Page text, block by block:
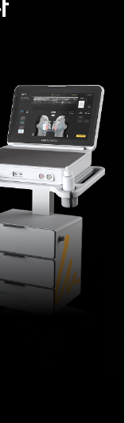
이는
ㅎ저처럼 탄력이랑
보세요~
하면서턱선이 딱
보인다고 해서 엄청
그동안 저만의
구요ㅎㅎ아직
너무 너무 안심이
부과 중에 여기를
네요~~